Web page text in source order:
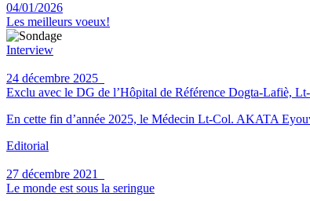
04/01/2026
Les meilleurs voeux!
Interview
24 décembre 2025
Exclu avec le DG de l’Hôpital de Référence Dogta-Lafiè,
En cette fin d’année 2025, le Médecin Lt-Col. AKATA
Editorial
27 décembre 2021
Le monde est sous la seringue